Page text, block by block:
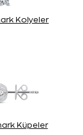
Kolyeler
Küpeler